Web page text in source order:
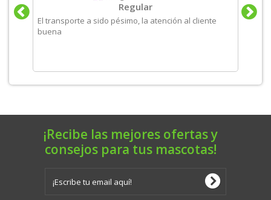
Regular
El transporte a sido pésimo, la atención al cliente
buena
¡Recibe las mejores ofertas y
consejos para tus mascotas!